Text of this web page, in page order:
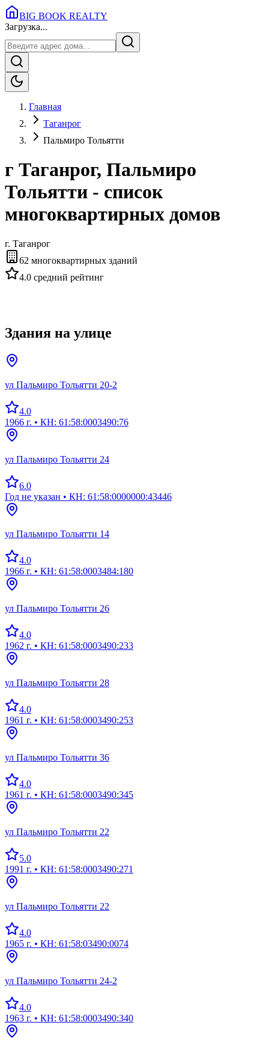
BIG BOOK REALTY
Загрузка...
Главная
Таганрог
Пальмиро Тольятти
г Таганрог, Пальмиро
Тольятти - список
многоквартирных домов
г. Таганрог
62 многоквартирных зданий
4.0 средний рейтинг
Здания на улице
ул Пальмиро Тольятти 20-2
4.0
1966 г. • КН: 61:58:0003490:76
ул Пальмиро Тольятти 24
6.0
Год не указан • КН: 61:58:0000000:43446
ул Пальмиро Тольятти 14
4.0
1966 г. • КН: 61:58:0003484:180
ул Пальмиро Тольятти 26
4.0
1962 г. • КН: 61:58:0003490:233
ул Пальмиро Тольятти 28
4.0
1961 г. • КН: 61:58:0003490:253
ул Пальмиро Тольятти 36
4.0
1961 г. • КН: 61:58:0003490:345
ул Пальмиро Тольятти 22
5.0
1991 г. • КН: 61:58:0003490:271
ул Пальмиро Тольятти 22
4.0
1965 г. • КН: 61:58:03490:0074
ул Пальмиро Тольятти 24-2
4.0
1963 г. • КН: 61:58:0003490:340